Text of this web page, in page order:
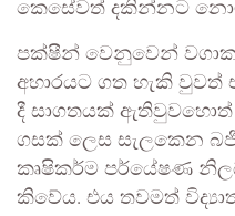
කෙසේවත් දකින්නට
පක්ෂීන් වෙනුවෙන්
අහාරයට ගත හැකි වුවත්
දී සාගතයක් ඇතිවුවහොත්
ගසක් ලෙස සැලකෙන
කෘෂිකර්ම පර්යේෂණ
කිවේය. එය තවමත්